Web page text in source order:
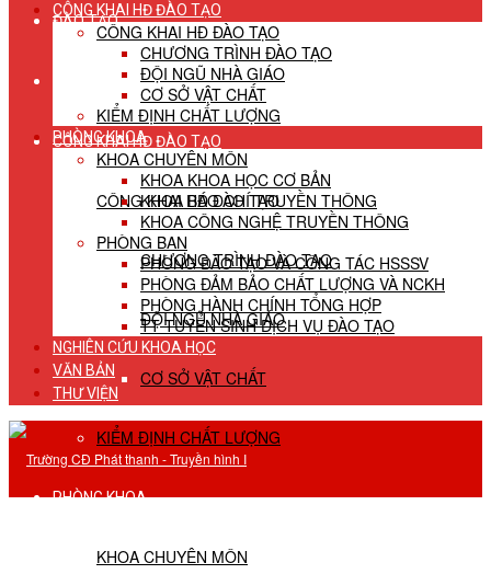
ĐÀO TẠO
TUYỂN SINH
CÔNG KHAI HĐ ĐÀO TẠO
CÔNG KHAI HĐ ĐÀO TẠO
CHƯƠNG TRÌNH ĐÀO TẠO
ĐỘI NGŨ NHÀ GIÁO
CƠ SỞ VẬT CHẤT
KIỂM ĐỊNH CHẤT LƯỢNG
PHÒNG KHOA
KHOA CHUYÊN MÔN
CÔNG KHAI HĐ ĐÀO TẠO
CÔNG KHAI HĐ ĐÀO TẠO
CHƯƠNG TRÌNH ĐÀO TẠO
ĐỘI NGŨ NHÀ GIÁO
CƠ SỞ VẬT CHẤT
KIỂM ĐỊNH CHẤT LƯỢNG
PHÒNG KHOA
KHOA CHUYÊN MÔN
KHOA KHOA HỌC CƠ BẢN
KHOA BÁO CHÍ TRUYỀN THÔNG
KHOA CÔNG NGHỆ TRUYỀN THÔNG
PHÒNG BAN
PHÒNG ĐÀO TẠO VÀ CÔNG TÁC HSSSV
PHÒNG ĐẢM BẢO CHẤT LƯỢNG VÀ NCKH
PHÒNG HÀNH CHÍNH TỔNG HỢP
TT TUYỂN SINH DỊCH VỤ ĐÀO TẠO
NGHIÊN CỨU KHOA HỌC
VĂN BẢN
THƯ VIỆN